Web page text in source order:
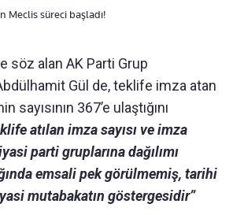
Meclis süreci başladı!
söz alan AK Parti Grup
Gül de, teklife imza atan
sayısının 367’e ulaştığını
atılan imza sayısı ve imza
parti gruplarına dağılımı
emsali pek görülmemiş, tarihi
mutabakatın göstergesidir”